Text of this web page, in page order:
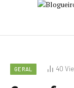
GERAL 40